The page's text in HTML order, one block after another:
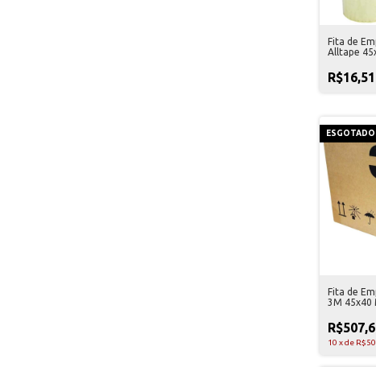
Fita de
Alltape
R$16,51
ESGOTADO
Fita de
3M 45x40
10 xde